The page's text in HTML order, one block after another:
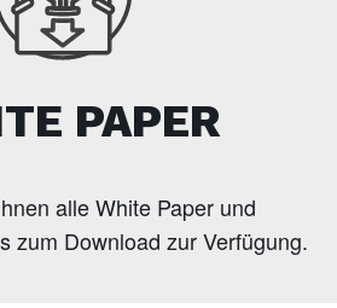
PAPER
alle White Paper und
zum Download zur Verfügung.